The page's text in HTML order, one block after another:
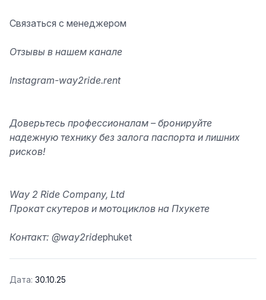
Связаться с менеджером
Отзывы в нашем канале
Instagram-way2ride.rent
Доверьтесь профессионалам – бронируйте
надежную технику без залога паспорта и лишних
рисков!
Way 2 Ride Company, Ltd
Прокат скутеров и мотоциклов на Пхукете
Контакт: @way2ridephuket
Дата: 30.10.25